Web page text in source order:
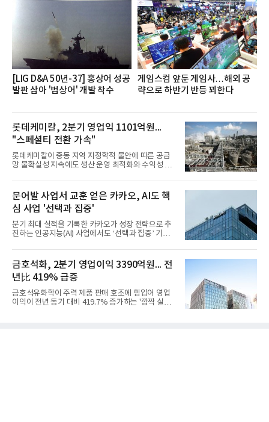
쳐 진행됐다.참고로 새로이(e)는 NH농협캐피탈 MZ
세대들로(과장~계장) 구성된 자율 참여조직으로, 조
직문화 혁신과 업무 효율성 향상을 위한 다양한 활동
을 추진하며,새로운 변화와 이로운 영향력을 조직전
반에 전파하는 역할
[LIG D&A 50년-37] 홍상어 성공
발판 삼아 '범상어' 개발 착수
게임스컴 앞둔 게임사…해외 공
략으로 하반기 반등 꾀한다
롯데케미칼, 2분기 영업익 1101억원...
"스페셜티 전환 가속"
롯데케미칼이 중동 지역 지정학적 불안에 따른 공급
망 불확실성 지속에도 생산 운영 최적화와 수익성 중
어갔다.롯데케미칼이 2026년 2분기 연결 기준 매출
액 5조6864억원, 영업이익 1101억원을 기록했다고 7
일 밝혔다. 사업별로는 기초화학 부문(롯데케미칼 기
초소재사업·LC타이탄·LC USA·롯데대산석화)이 매
출 3조9403억원, 영업이익 23억원을 기록했다. 정기
보수 영향과 원료 가격 변동에 따른 래깅 효과로 전분
기 대비 수익성은 둔화됐지만 흑자 전환 흐름을 유지
우호적인 환율 효과
문어발 사업서 교훈 얻은 카카오, AI도 핵
심 사업 '선택과 집중'
분기 최대 실적을 기록한 카카오가 성장 전략으로 추
진하는 인공지능(AI) 사업에서도 ‘선택과 집중’ 기조
라 투자에 나서는 것과 달리, 카카오는 ‘카카오톡’이
라는 플랫폼 경쟁력을 활용한 AI 에이전트 서비스에
집중하는 전략이다. 과거 무리한 사업 확장 과정에서
겪었던 시행착오를 되풀이하지 않고 핵심 역량에 집
중하겠다는 취지로 풀이된다.7일 업계에 따르면 카카
오는 올해 2분기 연결 기준 매출 2조985억원, 영업이
익 2770억원을 기록했다. 전년 동기 대비 매출과 영업
금호석화, 2분기 영업이익 3390억원... 전
년比 419% 급증
금호석유화학이 주력 제품 판매 호조에 힘입어 영업
이익이 전년 동기 대비 419.7% 증가하는 '깜짝 실